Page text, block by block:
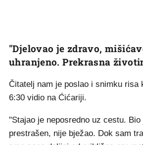
"Djelovao je zdravo,
uhranjeno. Prekrasna
Čitatelj nam je poslao i snimku risa
6:30 vidio na Ćićariji.
"Stajao je neposredno uz cestu.
prestrašen, nije bježao. Dok sam